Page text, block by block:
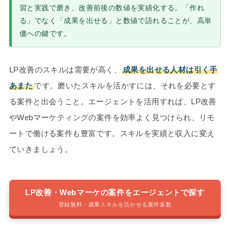
習と実践で磨き、改善前後の数値を実績化する。「作れ
る」でなく「成果を出せる」と数値で語れることが、高単
価への鍵です。
LP改善のスキルは需要が高く、
成果を出せる人材は引く手
あまたです。磨いたスキルを活かすには、それを必要とす
る案件と出会うこと。エージェントを活用すれば、LP改善
やWebマーケティングの案件を効率よく見つけられ、リモ
ートで働ける案件も豊富です。スキルを実績と収入に変え
ていきましょう。
LP改善・Webマーケの案件をエージェントで探す
登録無料・成果スキルを活かせる案件多数